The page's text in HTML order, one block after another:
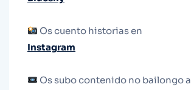
Os cuento historias en
Instagram
Os subo contenido no bailongo a